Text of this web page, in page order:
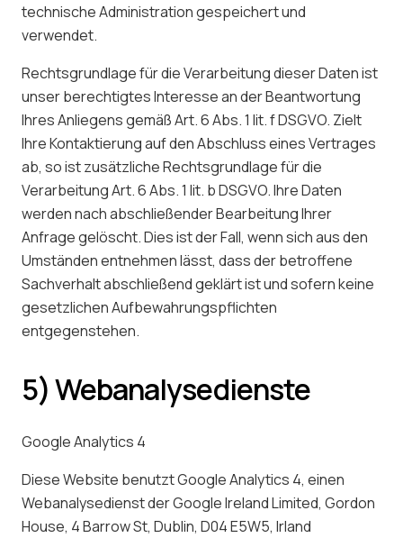
technische Administration gespeichert und
verwendet.
Rechtsgrundlage für die Verarbeitung dieser Daten ist
unser berechtigtes Interesse an der Beantwortung
Ihres Anliegens gemäß Art. 6 Abs. 1 lit. f DSGVO. Zielt
Ihre Kontaktierung auf den Abschluss eines Vertrages
ab, so ist zusätzliche Rechtsgrundlage für die
Verarbeitung Art. 6 Abs. 1 lit. b DSGVO. Ihre Daten
werden nach abschließender Bearbeitung Ihrer
Anfrage gelöscht. Dies ist der Fall, wenn sich aus den
Umständen entnehmen lässt, dass der betroffene
Sachverhalt abschließend geklärt ist und sofern keine
gesetzlichen Aufbewahrungspflichten
entgegenstehen.
5) Webanalysedienste
Google Analytics 4
Diese Website benutzt Google Analytics 4, einen
Webanalysedienst der Google Ireland Limited, Gordon
House, 4 Barrow St, Dublin, D04 E5W5, Irland